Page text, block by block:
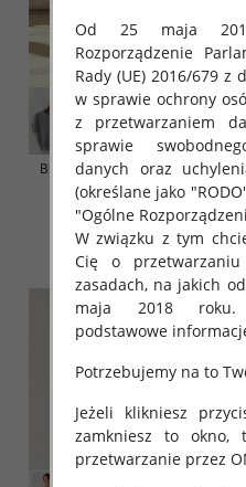
Bluzki damskie Roz S/M-L/XL ,
Mix Kolor Paczka 10 szt
42.00 zł
szczegóły
Od 25 maja
Rozporządzenie
Rady (UE) 2016/679
w sprawie ochrony
z przetwarzaniem
sprawie
danych oraz
(określane jako
"Ogólne
W związku z tym
Cię o
zasadach, na jakich
maja 2018 roku.
podstawowe
Potrzebujemy na to
Jeżeli klikniesz
zamkniesz to okno,
przetwarzanie przez